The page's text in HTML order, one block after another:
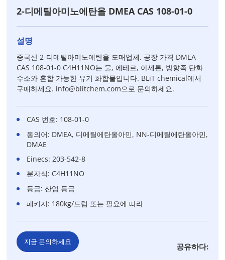
2-디메틸아미노에탄올 DMEA CAS 108-01-0
설명
중국산 2-디메틸아미노에탄올 도매업체. 공장 가격 DMEA
CAS 108-01-0 C4H11NO는 물, 에테르, 아세톤, 방향족 탄화
수소와 혼합 가능한 유기 화합물입니다. BLiT chemical에서
구매하세요. info@blitchem.com으로 문의하세요.
CAS 번호: 108-01-0
동의어: DMEA, 디메틸에탄올아민, NN-디메틸에탄올아민,
DMAE
Einecs: 203-542-8
분자식: C4H11NO
등급: 산업 등급
패키지: 180kg/드럼 또는 필요에 따라
지금 문의하세요 공유하다: